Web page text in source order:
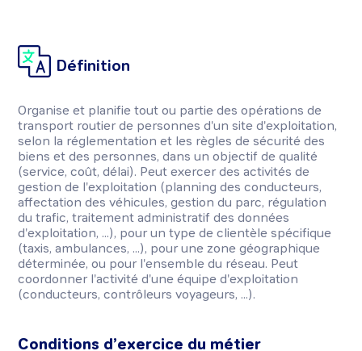
Définition
Organise et planifie tout ou partie des opérations de
transport routier de personnes d'un site d'exploitation,
selon la réglementation et les règles de sécurité des
biens et des personnes, dans un objectif de qualité
(service, coût, délai). Peut exercer des activités de
gestion de l'exploitation (planning des conducteurs,
affectation des véhicules, gestion du parc, régulation
du trafic, traitement administratif des données
d'exploitation, ...), pour un type de clientèle spécifique
(taxis, ambulances, ...), pour une zone géographique
déterminée, ou pour l'ensemble du réseau. Peut
coordonner l'activité d'une équipe d'exploitation
(conducteurs, contrôleurs voyageurs, ...).
Conditions d’exercice du métier